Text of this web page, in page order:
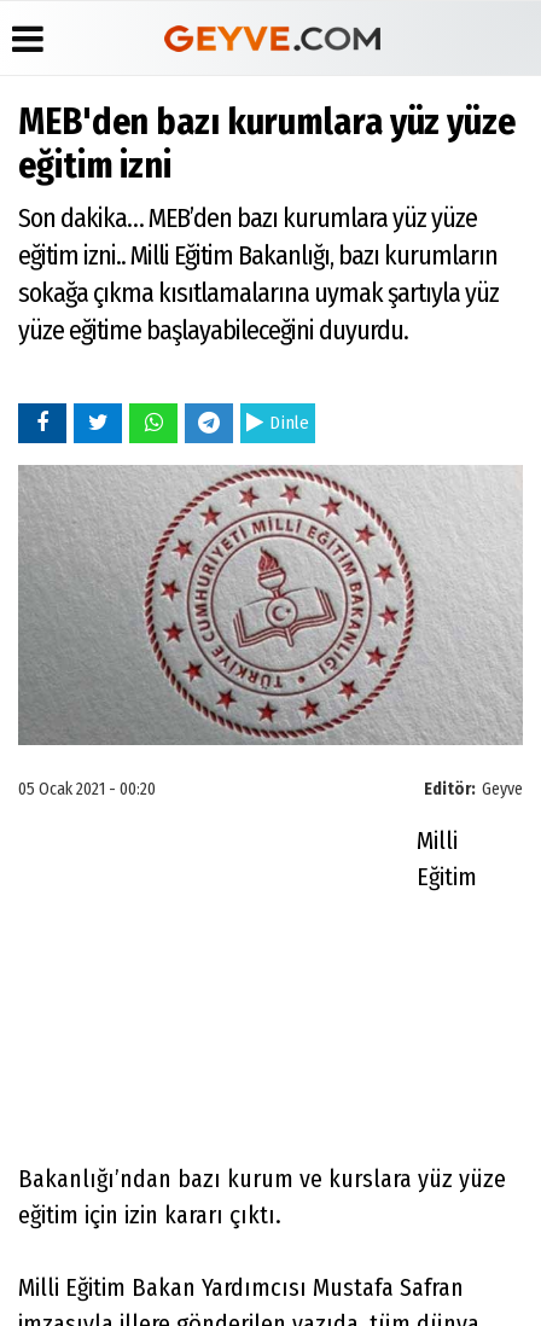
Üye Paneli
Haber
Arşivi
Haberleri
Galeri
Foto
Etkinlikler
Yayın
Medyabar.com
Künye
İletişim
MEB'den bazı kurumlara yüz yüze
eğitim izni
Son dakika… MEB’den bazı kurumlara yüz yüze
eğitim izni.. Milli Eğitim Bakanlığı, bazı kurumların
sokağa çıkma kısıtlamalarına uymak şartıyla yüz
yüze eğitime başlayabileceğini duyurdu.
Dinle
Editör: Geyve
05 Ocak 2021 - 00:20
Milli
Eğitim
Bakanlığı’ndan bazı kurum ve kurslara yüz yüze
eğitim için izin kararı çıktı.
Milli Eğitim Bakan Yardımcısı Mustafa Safran